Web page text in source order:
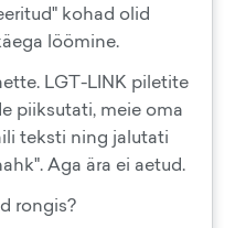
kohad olid
löömine.
LGT-LINK piletite
piiksutati, meie oma
teksti ning jalutati
Aga ära ei aetud.
rongis?